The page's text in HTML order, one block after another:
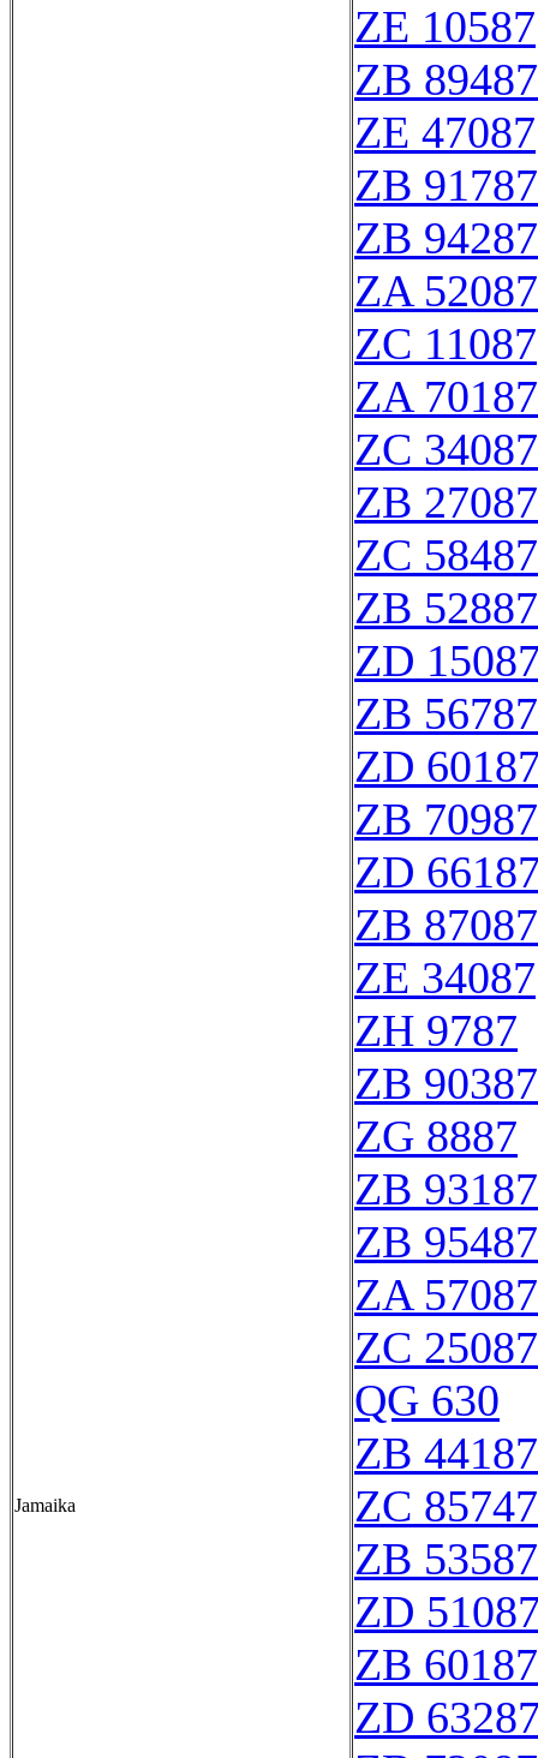
Jamaika
ZE 10587
ZB 89487
ZE 47087
ZB 91787
ZB 94287
ZA 52087
ZC 11087
ZA 70187
ZC 34087
ZB 27087
ZC 58487
ZB 52887
ZD
ZB 56787
ZD
ZB 70987
ZD
ZB 87087
ZE 34087
ZH 9787
ZB 90387
ZG 8887
ZB 93187
ZB 95487
ZA 57087
ZC 25087
QG 630
ZB 44187
ZC 85747
ZB 53587
ZD
ZB 60187
ZD